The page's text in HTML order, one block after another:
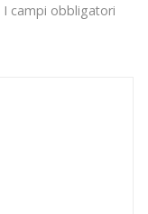
I campi obbligatori